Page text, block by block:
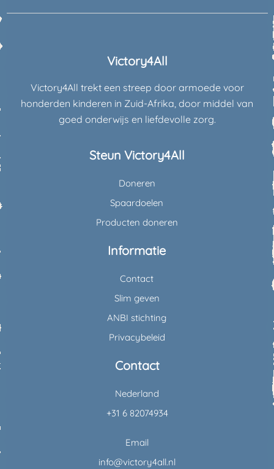
Victory4All
Victory4All trekt een streep door armoede voor
honderden kinderen in Zuid-Afrika, door middel van
goed onderwijs en liefdevolle zorg.
Steun Victory4All
Doneren
Spaardoelen
Producten doneren
Informatie
Contact
Slim geven
ANBI stichting
Privacybeleid
Contact
Nederland
+31 6 82074934
Email
info@victory4all.nl